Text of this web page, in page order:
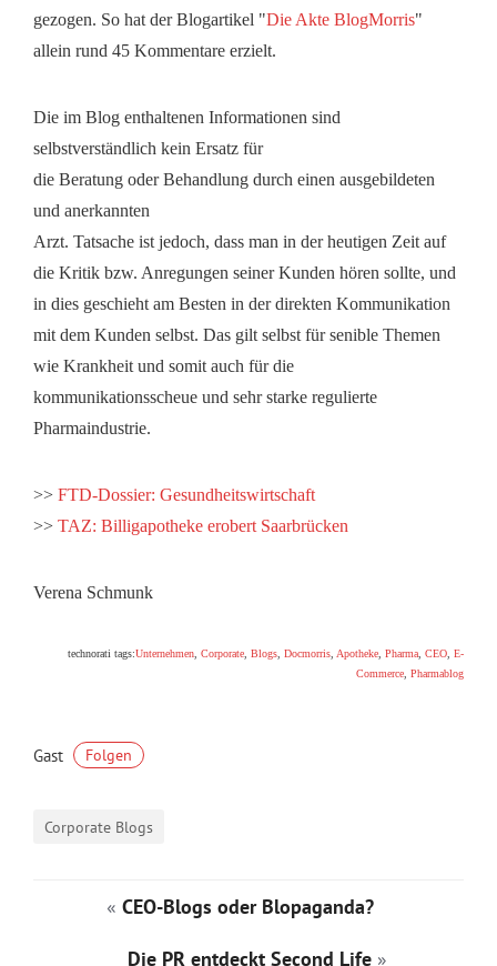
gezogen. So hat der Blogartikel "Die Akte BlogMorris"
allein rund 45 Kommentare erzielt.
Die im Blog enthaltenen Informationen sind
selbstverständlich kein Ersatz für
die Beratung oder Behandlung durch einen ausgebildeten
und anerkannten
Arzt. Tatsache ist jedoch, dass man in der heutigen Zeit auf
die Kritik bzw. Anregungen seiner Kunden hören sollte, und
in dies geschieht am Besten in der direkten Kommunikation
mit dem Kunden selbst. Das gilt selbst für senible Themen
wie Krankheit und somit auch für die
kommunikationsscheue und sehr starke regulierte
Pharmaindustrie.
>> FTD-Dossier: Gesundheitswirtschaft
>> TAZ: Billigapotheke erobert Saarbrücken
Verena Schmunk
technorati tags:Unternehmen Corporate Blogs Docmorris Apotheke Pharma CEO E-
Commerce Pharmablog
Gast Folgen
Corporate Blogs
« CEO-Blogs oder Blopaganda?
Die PR entdeckt Second Life»